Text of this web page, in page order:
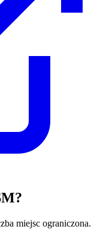
miejsc ograniczona.